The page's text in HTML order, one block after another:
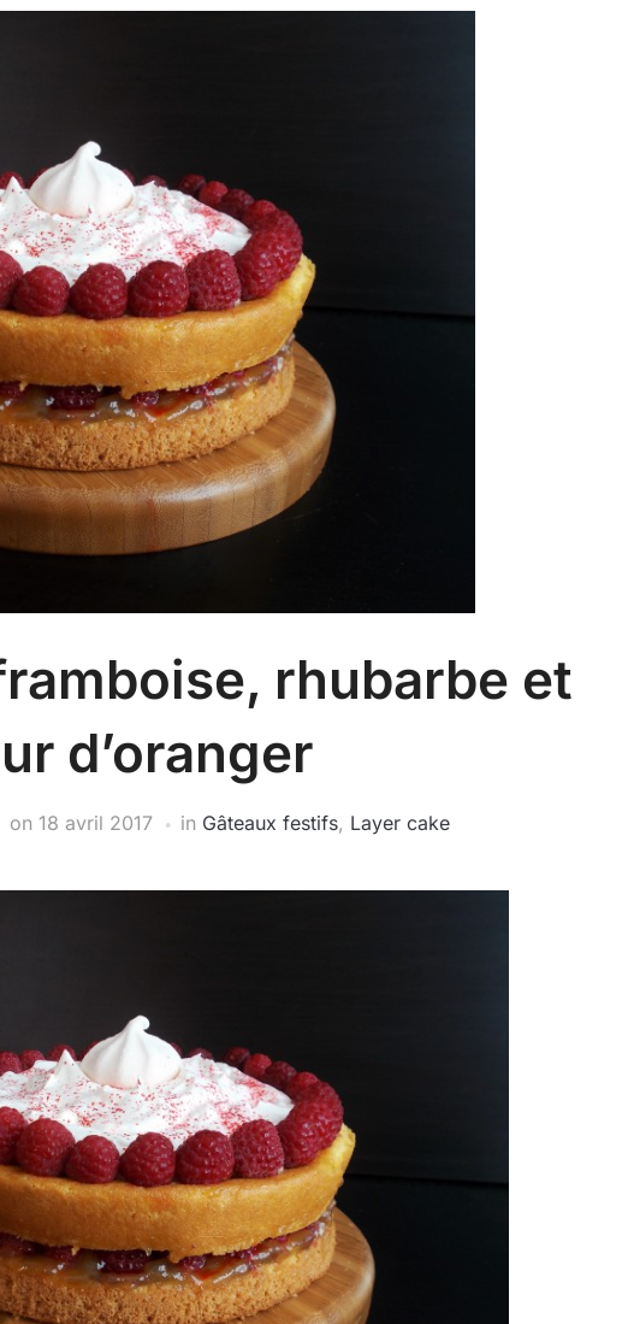
rhubarbe et
d’oranger
on 18 avril 2017 in Gâteaux festifs, Layer cake